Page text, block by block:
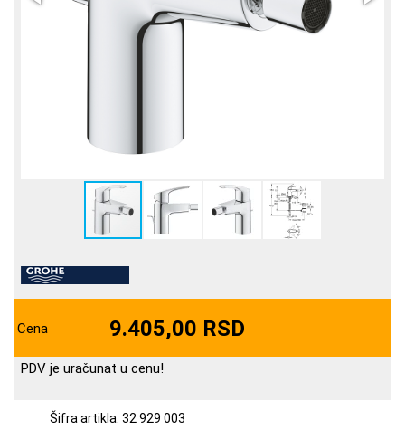
Cena 9.405,00 RSD
PDV je uračunat u cenu!
Šifra artikla: 32 929 003